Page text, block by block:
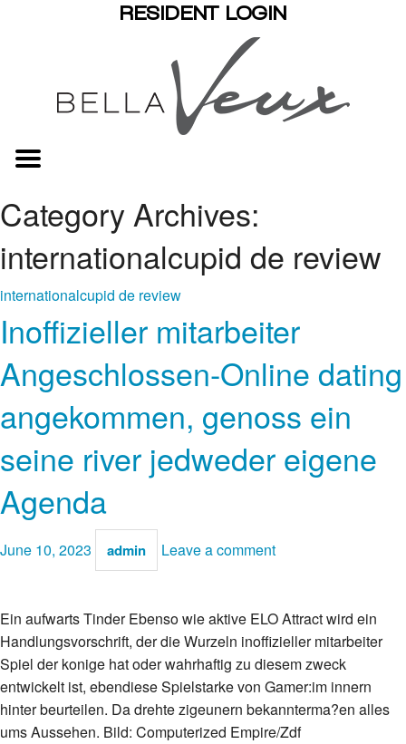
RESIDENT LOGIN
Category Archives:
internationalcupid de review
internationalcupid de review
Inoffizieller mitarbeiter
Angeschlossen-Online dating
angekommen, genoss ein
seine river jedweder eigene
Agenda
June 10, 2023 admin Leave a comment
Ein aufwarts Tinder Ebenso wie aktive ELO Attract wird ein
Handlungsvorschrift, der die Wurzeln inoffizieller mitarbeiter
Spiel der konige hat oder wahrhaftig zu diesem zweck
entwickelt ist, ebendiese Spielstarke von Gamer:im innern
hinter beurteilen. Da drehte zigeunern bekannterma?en alles
ums Aussehen. Bild: Computerized Empire/Zdf